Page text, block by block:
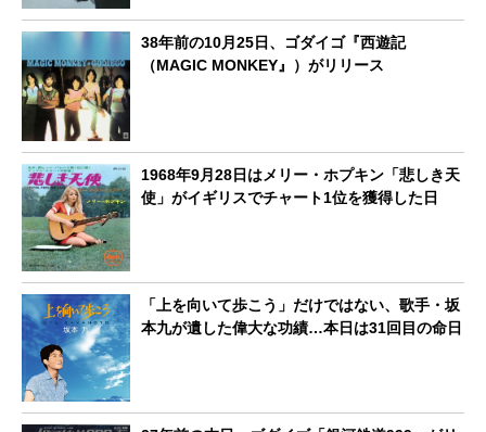
38年前の10月25日、ゴダイゴ『西遊記
（MAGIC MONKEY』）がリリース
1968年9月28日はメリー・ホプキン「悲しき天
使」がイギリスでチャート1位を獲得した日
「上を向いて歩こう」だけではない、歌手・坂
本九が遺した偉大な功績…本日は31回目の命日